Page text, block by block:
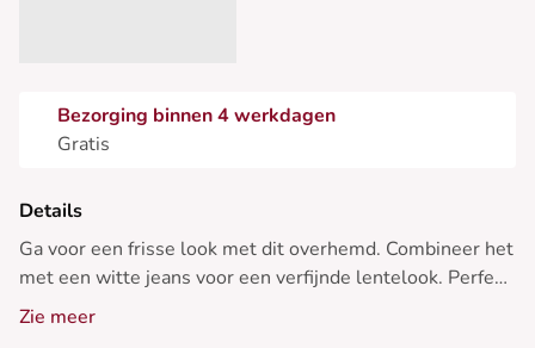
Bezorging binnen 4 werkdagen
Gratis
Details
Ga voor een frisse look met dit overhemd. Combineer het
met een witte jeans voor een verfijnde lentelook. Perfect
het hele jaar door.
Zie meer